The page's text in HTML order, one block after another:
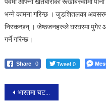
भन्ने कामना गरिन्छ । जुडशितलका
निस्कन्छन् । जेष्ठजनहरुले घरघरमा पुगेर
गर्ने गरिन्छ।
Share 0 Tweet 0
Post
भारतमा चटयाङ लागेर २ बालकको मृत्यु